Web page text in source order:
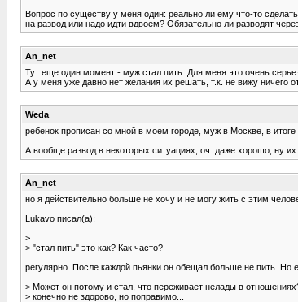
Вопрос по существу у меня один: реально ли ему что-то
на развод или надо идти вдвоем? Обязательно ли разводят
An_net
Тут еще один момент - муж стал пить. Для меня это очень
А у меня уже давно нет желания их решать, т.к. не вижу ничего
Weda
ребенок прописан со мной в моем городе, муж в Москве, в итоге
А вообще развод в некоторых ситуациях, оч. даже хорошо, ну
An_net
но я действительно больше не хочу и не могу жить с этим
Lukavo писал(а):
>
> "стал пить" это как? Как часто?
регулярно. После каждой пьянки он обещал больше не пить. Но
> Может он потому и стал, что переживает нелады в
> конечно не здорово, но поправимо...